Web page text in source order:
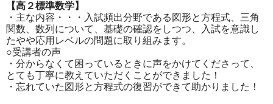
【高２標準数学】
・主な内容・・・入試頻出分野である図形と方程式、三角
関数、数列について、基礎の確認をしつつ、入試を意識し
たやや応用レベルの問題に取り組みます。
○受講者の声
・分からなくて困っているときに声をかけてくださって、
とても丁寧に教えていただくことができました！
・忘れていた図形と方程式の復習ができて助かりました！